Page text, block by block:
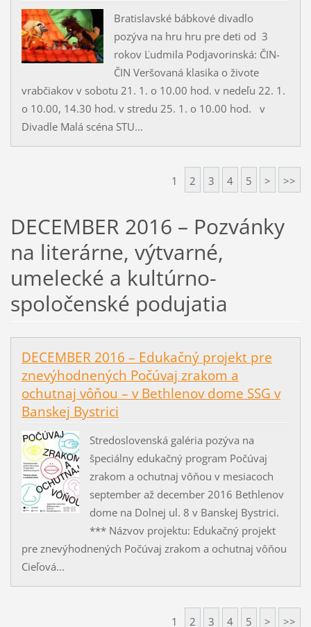
Bratislavské bábkové divadlo
pozýva na hru hru pre deti od 3
rokov Ľudmila Podjavorinská: ČIN-
ČIN Veršovaná klasika o živote
vrabčiakov v sobotu 21. 1. o 10.00 hod. v nedeľu 22. 1.
o 10.00, 14.30 hod. v stredu 25. 1. o 10.00 hod. v
Divadle Malá scéna STU...
1 2 3 4 5 > >>
DECEMBER 2016 – Pozvánky
na literárne, výtvarné,
umelecké a kultúrno-
spoločenské podujatia
DECEMBER 2016 – Edukačný projekt pre
znevýhodnených Počúvaj zrakom a
ochutnaj vôňou – v Bethlenov dome SSG v
Banskej Bystrici
Stredoslovenská galéria pozýva na
špeciálny edukačný program Počúvaj
zrakom a ochutnaj vôňou v mesiacoch
september až december 2016 Bethlenov
dome na Dolnej ul. 8 v Banskej Bystrici.
*** Názvov projektu: Edukačný projekt
pre znevýhodnených Počúvaj zrakom a ochutnaj vôňou
Cieľová...
1 2 3 4 5 > >>